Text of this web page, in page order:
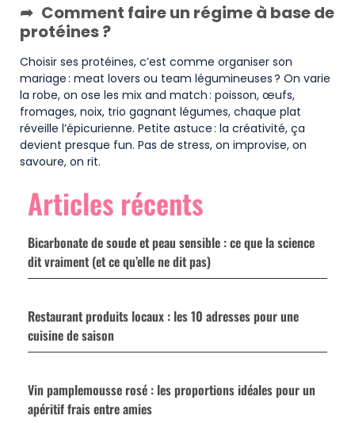
Comment faire un régime à base de
protéines ?
Choisir ses protéines, c’est comme organiser son
mariage : meat lovers ou team légumineuses ? On varie
la robe, on ose les mix and match : poisson, œufs,
fromages, noix, trio gagnant légumes, chaque plat
réveille l’épicurienne. Petite astuce : la créativité, ça
devient presque fun. Pas de stress, on improvise, on
savoure, on rit.
Articles récents
Bicarbonate de soude et peau sensible : ce que la science
dit vraiment (et ce qu’elle ne dit pas)
Restaurant produits locaux : les 10 adresses pour une
cuisine de saison
Vin pamplemousse rosé : les proportions idéales pour un
apéritif frais entre amies